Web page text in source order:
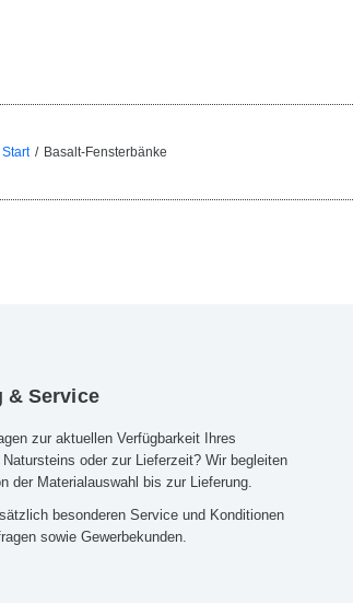
Start Basalt-Fensterbänke
& Service
zur aktuellen Verfügbarkeit Ihres
oder zur Lieferzeit? Wir begleiten
der Materialauswahl bis zur Lieferung.
besonderen Service und Konditionen
sowie Gewerbekunden.